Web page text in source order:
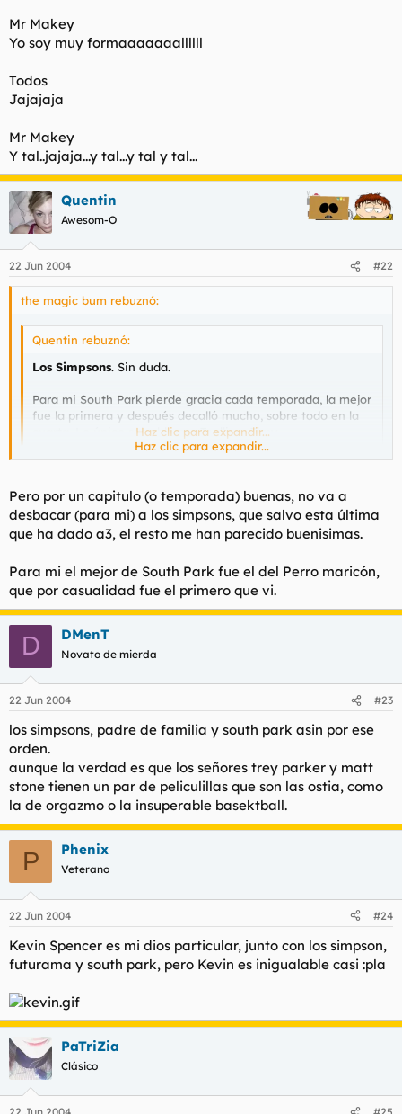
Mr Makey
Yo soy muy formaaaaaaallllll
Todos
Jajajaja
Mr Makey
Y tal..jajaja...y tal...y tal y tal...
Quentin
Awesom-O
22 Jun 2004 #22
the magic bum rebuznó:
Quentin rebuznó:
Los Simpsons. Sin duda.
Para mi South Park pierde gracia cada temporada, la mejor
fue la primera y después decalló mucho, sobre todo en la
cuarta. Lo único salvable era Toallin y Timy.
Haz clic para expandir...
eso es ke no has visto la última.... sólo está en inglés...
el capitulo del Señor de los Anillos, puede ser, probablemente,
el mejor ke han hecho nunca...
y decir eso es hablar muy alto
Haz clic para expandir...
Pero por un capitulo (o temporada) buenas, no va a
desbacar (para mi) a los simpsons, que salvo esta última
que ha dado a3, el resto me han parecido buenisimas.
Para mi el mejor de South Park fue el del Perro maricón,
que por casualidad fue el primero que vi.
D DMenT
Novato de mierda
22 Jun 2004 #23
los simpsons, padre de familia y south park asin por ese
orden.
aunque la verdad es que los señores trey parker y matt
stone tienen un par de peliculillas que son las ostia, como
la de orgazmo o la insuperable basektball.
P Phenix
Veterano
22 Jun 2004 #24
Kevin Spencer es mi dios particular, junto con los simpson,
futurama y south park, pero Kevin es inigualable casi :pla
PaTriZia
Clásico